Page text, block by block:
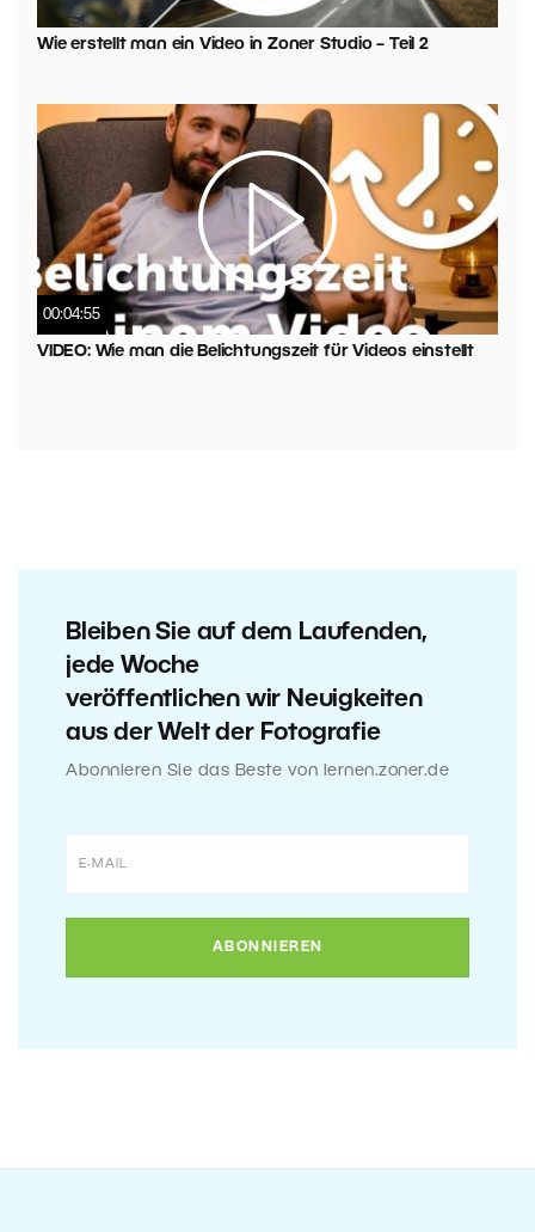
Wie erstellt man ein Video in Zoner Studio – Teil 2
00:04:55
VIDEO: Wie man die Belichtungszeit für Videos einstellt
Bleiben Sie auf dem Laufenden,
jede Woche
veröffentlichen wir Neuigkeiten
aus der Welt der Fotografie
Abonnieren Sie das Beste von lernen.zoner.de